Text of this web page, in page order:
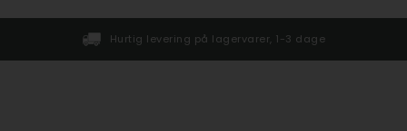
Hurtig levering på lagervarer, 1-3 dage